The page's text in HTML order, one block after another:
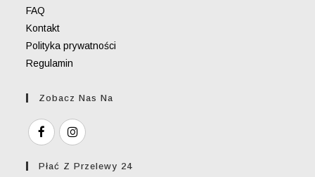
FAQ
Kontakt
Polityka prywatności
Regulamin
Zobacz Nas Na
Płać Z Przelewy 24